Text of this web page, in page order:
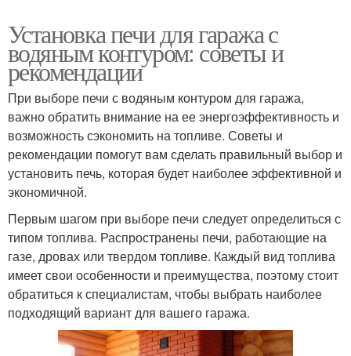
Установка печи для гаража с
водяным контуром: советы и
рекомендации
При выборе печи с водяным контуром для гаража,
важно обратить внимание на ее энергоэффективность и
возможность сэкономить на топливе. Советы и
рекомендации помогут вам сделать правильный выбор и
установить печь, которая будет наиболее эффективной и
экономичной.
Первым шагом при выборе печи следует определиться с
типом топлива. Распространены печи, работающие на
газе, дровах или твердом топливе. Каждый вид топлива
имеет свои особенности и преимущества, поэтому стоит
обратиться к специалистам, чтобы выбрать наиболее
подходящий вариант для вашего гаража.